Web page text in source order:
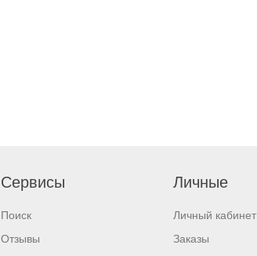
Сервисы
Поиск
Отзывы
Личные
Личный кабинет
Заказы